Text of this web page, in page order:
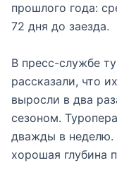
прошлого года:
72 дня до заезда.
В пресс-службе
рассказали, что
выросли в два
сезоном.
дважды в неделю.
хорошая глубина